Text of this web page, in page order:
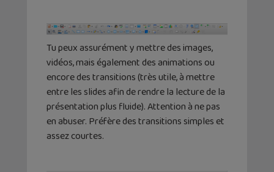
Tu peux assurément y mettre des images,
vidéos, mais également des animations ou
encore des transitions (très utile, à mettre
entre les slides afin de rendre la lecture de la
présentation plus fluide). Attention à ne pas
en abuser. Préfère des transitions simples et
assez courtes.